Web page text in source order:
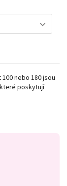
nebo 180 jsou
poskytují